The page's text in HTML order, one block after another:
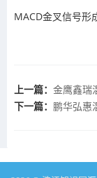
MACD金叉信号形
上一篇： 金鹰鑫瑞
下一篇： 鹏华弘惠